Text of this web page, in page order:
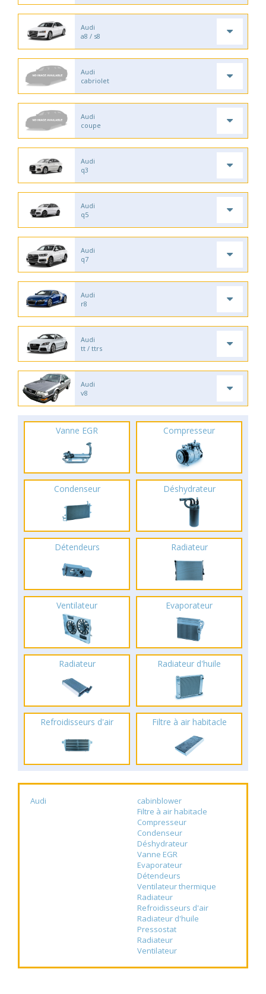
Audi
a8 / s8
Audi
cabriolet
Audi
coupe
Audi
q3
Audi
q5
Audi
q7
Audi
r8
Audi
tt / ttrs
Audi
v8
Vanne EGR Compresseur
Condenseur Déshydrateur
Détendeurs Radiateur
Ventilateur Evaporateur
Radiateur Radiateur d'huile
Refroidisseurs d'air Filtre à air habitacle
Audi
cabinblower
Filtre à air habitacle
Compresseur
Condenseur
Déshydrateur
Vanne EGR
Evaporateur
Détendeurs
Ventilateur thermique
Radiateur
Refroidisseurs d'air
Radiateur d'huile
Pressostat
Radiateur
Ventilateur